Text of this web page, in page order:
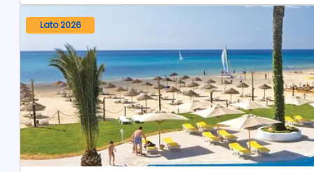
Lato 2026